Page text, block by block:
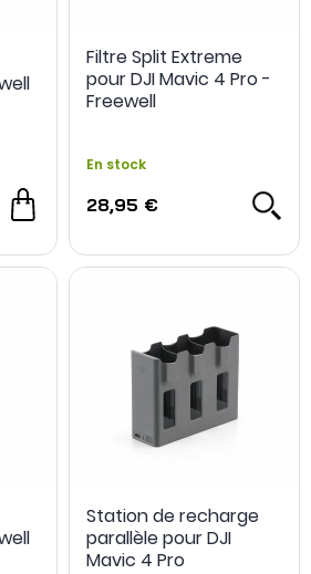
Filtre Split Extreme
pour DJI Mavic 4 Pro -
Freewell
En stock
28,95 €
Station de recharge
parallèle pour DJI
Mavic 4 Pro